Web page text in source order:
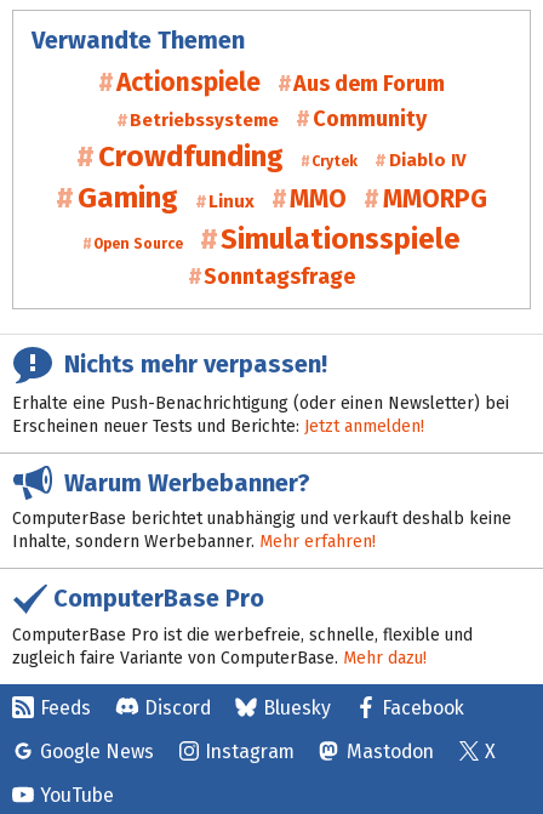
Verwandte Themen
Actionspiele Aus dem Forum
Betriebssysteme Community
Crowdfunding Crytek Diablo IV
Gaming Linux MMO MMORPG
Open Source Simulationsspiele
Sonntagsfrage
Nichts mehr verpassen!
Erhalte eine Push-Benachrichtigung (oder einen Newsletter) bei
Erscheinen neuer Tests und Berichte: Jetzt anmelden!
Warum Werbebanner?
ComputerBase berichtet unabhängig und verkauft deshalb keine
Inhalte, sondern Werbebanner. Mehr erfahren!
ComputerBase Pro
ComputerBase Pro ist die werbefreie, schnelle, flexible und
zugleich faire Variante von ComputerBase. Mehr dazu!
Feeds Discord Bluesky
Facebook
Google News
Instagram Mastodon
X
YouTube